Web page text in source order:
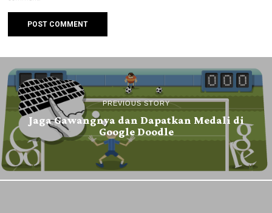
PREVIOUS STORY
Jaga Gawangnya dan Dapatkan Medali di
Google Doodle